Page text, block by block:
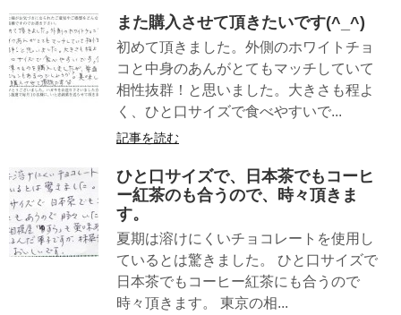
また購入させて頂きたいです(^_^)
初めて頂きました。外側のホワイトチョ
コと中身のあんがとてもマッチしていて
相性抜群！と思いました。大きさも程よ
く、ひと口サイズで食べやすいで...
記事を読む
ひと口サイズで、日本茶でもコーヒ
ー紅茶のも合うので、時々頂きま
す。
夏期は溶けにくいチョコレートを使用し
ているとは驚きました。 ひと口サイズで
日本茶でもコーヒー紅茶にも合うので
時々頂きます。 東京の相...